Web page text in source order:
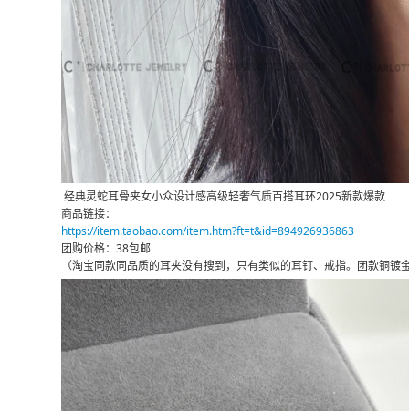
经典灵蛇耳骨夹女小众设计感高级轻奢气质百搭耳环2025新款爆款
商品链接：
https://item.taobao.com/item.htm?ft=t&id=894926936863
团购价格：38包邮
（淘宝同款同品质的耳夹没有搜到，只有类似的耳钉、戒指。团款铜镀